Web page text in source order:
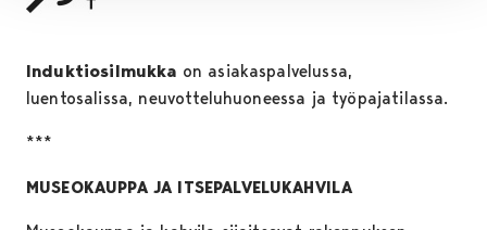
Induktiosilmukka on asiakaspalvelussa,
luentosalissa, neuvotteluhuoneessa ja työpajatilassa.
***
MUSEOKAUPPA JA ITSEPALVELUKAHVILA